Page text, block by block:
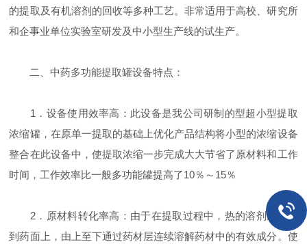
的提取及有机溶剂的回收等多种工艺。非常适用于高校、研究所
和企事业单位实验室研发及中小型生产线的试生产。
二、中药多功能提取罐设备特点：
1．设备使用效率高：此设备是我公司研制的型超小型提取
浓缩罐，在原单一提取的基础上优化产品结构将小型的浓缩设备
整合在此设备中，使提取浓缩一步完成大大节省了原材料和工作
时间，工作效率比一般多功能罐提高了10％～15％
2．原材料转化率高：由于在提取过程中，热的溶剂连续加
到药面上，由上至下通过药材层连续溶解药材中的有效成分。使